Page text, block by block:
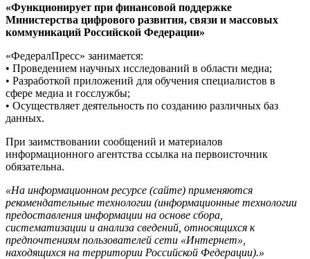
«Функционирует при финансовой поддержке
Министерства цифрового развития, связи и массовых
коммуникаций Российской Федерации»
«ФедералПресс» занимается:
• Проведением научных исследований в области медиа;
• Разработкой приложений для обучения специалистов в
сфере медиа и госслужбы;
• Осуществляет деятельность по созданию различных баз
данных.
При заимствовании сообщений и материалов
информационного агентства ссылка на первоисточник
обязательна.
«На информационном ресурсе (сайте) применяются
рекомендательные технологии (информационные технологии
предоставления информации на основе сбора,
систематизации и анализа сведений, относящихся к
предпочтениям пользователей сети «Интернет»,
находящихся на территории Российской Федерации).»